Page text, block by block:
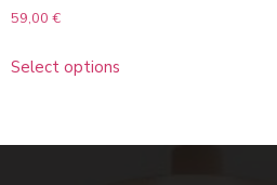
59,00 €
Select options